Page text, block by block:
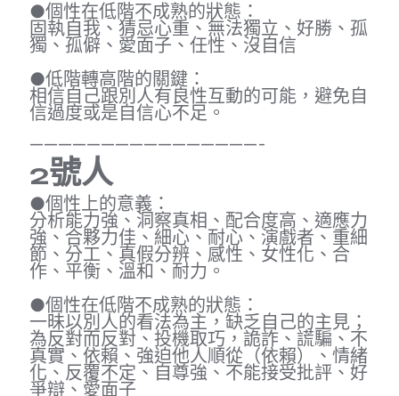
●個性在低階不成熟的狀態：
固執自我、猜忌心重、無法獨立、好勝、孤
獨、孤僻、愛面子、任性、沒自信
●低階轉高階的關鍵：
相信自己跟別人有良性互動的可能，避免自
信過度或是自信心不足。
————————————————-
2號人
●個性上的意義：
分析能力強、洞察真相、配合度高、適應力
強、合夥力佳、細心、耐心、演戲者、重細
節、分工、真假分辨、感性、女性化、合
作、平衡、溫和、耐力。
●個性在低階不成熟的狀態：
一昧以別人的看法為主，缺乏自己的主見；
為反對而反對、投機取巧，詭詐、謊騙、不
真實、依賴、強迫他人順從（依賴）、情緒
化、反覆不定、自尊強、不能接受批評、好
爭辯、愛面子